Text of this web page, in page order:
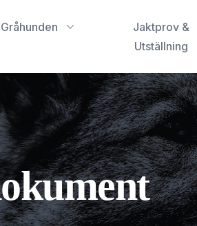
Gråhunden
Jaktprov &
Utställning